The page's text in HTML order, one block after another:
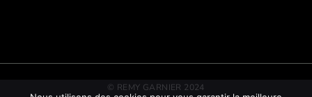
© REMY GARNIER 2024